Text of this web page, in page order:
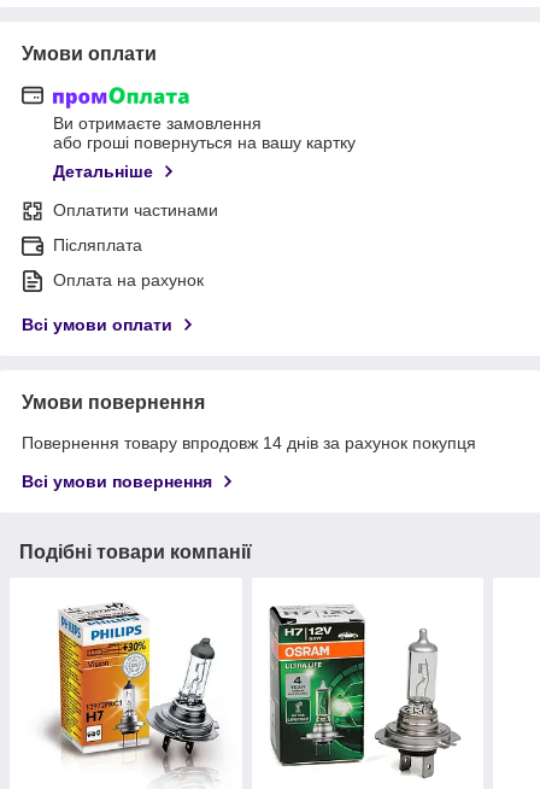
Умови оплати
Ви отримаєте замовлення
або гроші повернуться на вашу картку
Детальніше
Оплатити частинами
Післяплата
Оплата на рахунок
Всі умови оплати
Умови повернення
Повернення товару впродовж 14 днів за рахунок покупця
Всі умови повернення
Подібні товари компанії